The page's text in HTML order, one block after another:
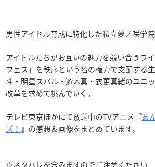
男性アイドル育成に特化した私立夢ノ咲学院
アイドルたちがお互いの魅力を競い合うラ
フェス」を秩序という名の権力で支配する
斗・明星スバル・遊木真・衣更真緒のユニ
改革を求めて挑んでいく。
テレビ東京ほかにて放送中のTVアニメ『あ
ズ！ 』の感想＆画像をまとめています。
※ネタバレを含みますのでご注意ください